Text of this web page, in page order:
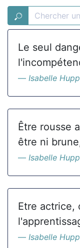
Le seul
Isabelle
Être rousse
être ni
Isabelle
Etre actrice,
Isabelle